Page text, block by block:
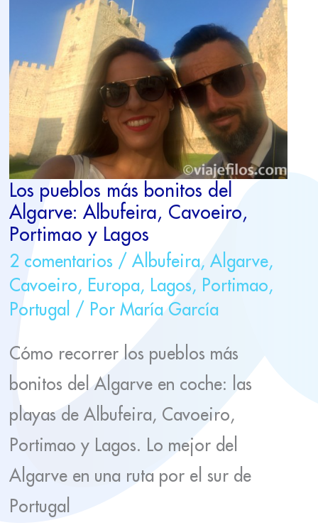
Los pueblos más bonitos del
Algarve: Albufeira, Cavoeiro,
Portimao y Lagos
2 comentarios / Albufeira, Algarve,
Cavoeiro, Europa, Lagos, Portimao,
Portugal / Por María García
Cómo recorrer los pueblos más
bonitos del Algarve en coche: las
playas de Albufeira, Cavoeiro,
Portimao y Lagos. Lo mejor del
Algarve en una ruta por el sur de
Portugal
MÁS
BONITOS
DEL
ALGARVE:
ALBUFEIRA,
CAVOEIRO,
PORTIMAO
Y
LAGOS